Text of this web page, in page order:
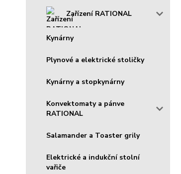
Zařízení RATIONAL
Kynárny
Plynové a elektrické stoličky
Kynárny a stopkynárny
Konvektomaty a pánve
RATIONAL
Salamander a Toaster grily
Elektrické a indukční stolní
vařiče